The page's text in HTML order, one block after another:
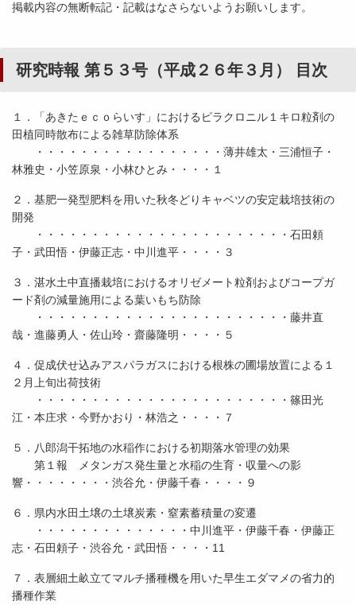
掲載内容の無断転記・記載はなさらないようお願いします。
研究時報 第５３号（平成２６年３月） 目次
１．「あきたｅｃｏらいす」におけるピラクロニル１キロ粒剤の
田植同時散布による雑草防除体系
・・・・・・・・・・・・・・・・・薄井雄太・三浦恒子・
林雅史・小笠原泉・小林ひとみ・・・・１
２．基肥一発型肥料を用いた秋冬どりキャベツの安定栽培技術の
開発
・・・・・・・・・・・・・・・・・・・・・・・石田頼
子・武田悟・伊藤正志・中川進平・・・・３
３．湛水土中直播栽培におけるオリゼメート粒剤およびコープガ
ード剤の減量施用による葉いもち防除
・・・・・・・・・・・・・・・・・・・・・・・藤井直
哉・進藤勇人・佐山玲・齋藤隆明・・・・５
４．促成伏せ込みアスパラガスにおける根株の圃場放置による１
２月上旬出荷技術
・・・・・・・・・・・・・・・・・・・・・・・篠田光
江・本庄求・今野かおり・林浩之・・・・７
５．八郎潟干拓地の水稲作における初期落水管理の効果
第１報 メタンガス発生量と水稲の生育・収量への影
響・・・・・・・・渋谷允・伊藤千春・・・・９
６．県内水田土壌の土壌炭素・窒素蓄積量の変遷
・・・・・・・・・・・・・・中川進平・伊藤千春・伊藤正
志・石田頼子・渋谷允・武田悟・・・・11
７．表層細土畝立てマルチ播種機を用いた早生エダマメの省力的
播種作業